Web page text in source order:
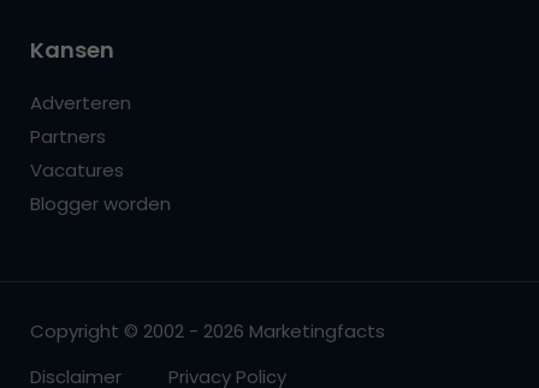
Kansen
Adverteren
Partners
Vacatures
Blogger worden
Copyright © 2002 - 2026 Marketingfacts
Disclaimer
Privacy Policy